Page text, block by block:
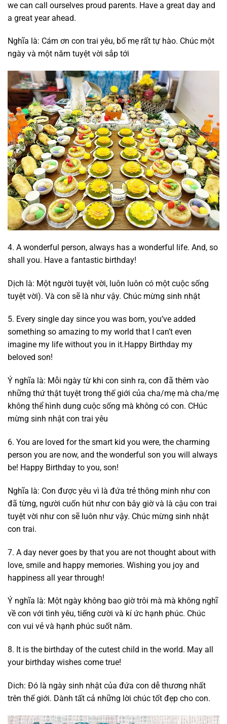
we can call ourselves proud parents. Have a great day and
a great year ahead.
Nghĩa là: Cám ơn con trai yêu, bố mẹ rất tự hào. Chúc một
ngày và một năm tuyệt vời sắp tới
4. A wonderful person, always has a wonderful life. And, so
shall you. Have a fantastic birthday!
Dịch là: Một người tuyệt vời, luôn luôn có một cuộc sống
tuyệt vời). Và con sẽ là như vậy. Chúc mừng sinh nhật
5. Every single day since you was born, you’ve added
something so amazing to my world that I can’t even
imagine my life without you in it.Happy Birthday my
beloved son!
Ý nghĩa là: Mỗi ngày từ khi con sinh ra, con đã thêm vào
những thứ thật tuyệt trong thế giới của cha/mẹ mà cha/mẹ
không thể hình dung cuộc sống mà không có con. CHúc
mừng sinh nhật con trai yêu
6. You are loved for the smart kid you were, the charming
person you are now, and the wonderful son you will always
be! Happy Birthday to you, son!
Nghĩa là: Con được yêu vì là đứa trẻ thông minh như con
đã từng, người cuốn hút như con bây giờ và là cậu con trai
tuyệt vời như con sẽ luôn như vậy. Chúc mừng sinh nhật
con trai.
7. A day never goes by that you are not thought about with
love, smile and happy memories. Wishing you joy and
happiness all year through!
Ý nghĩa là: Một ngày không bao giờ trôi mà mà không nghĩ
về con với tình yêu, tiếng cười và kí ức hạnh phúc. Chúc
con vui vẻ và hạnh phúc suốt năm.
8. It is the birthday of the cutest child in the world. May all
your birthday wishes come true!
Dich: Đó là ngày sinh nhật của đứa con dễ thương nhất
trên thế giới. Dành tất cả những lời chúc tốt đẹp cho con.